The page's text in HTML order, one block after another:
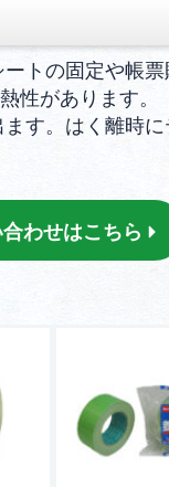
トの固定や帳
性があります。
す。はく離時
わせはこちら